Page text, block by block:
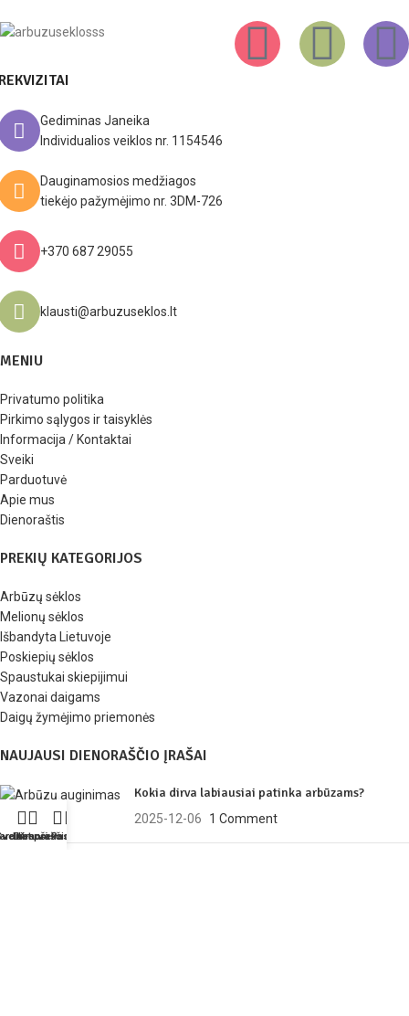
Gediminas Janeika
Individualios veiklos nr. 1154546
Dauginamosios medžiagos
tiekėjo pažymėjimo nr. 3DM-726
+370 687 29055
klausti@arbuzuseklos.lt
MENIU
Privatumo politika
Pirkimo sąlygos ir taisyklės
Informacija / Kontaktai
Sveiki
Parduotuvė
Apie mus
Dienoraštis
PREKIŲ KATEGORIJOS
Arbūzų sėklos
Melionų sėklos
Išbandyta Lietuvoje
Poskiepių sėklos
Spaustukai skiepijimui
Vazonai daigams
Daigų žymėjimo priemonės
NAUJAUSI DIENORAŠČIO ĮRAŠAI
Kokia dirva labiausiai patinka arbūzams?
2025-12-06 1 Comment
Krepšelis
Dienoraščio meniu
Paskyra